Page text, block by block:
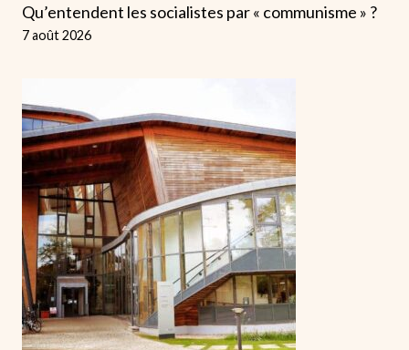
Qu’entendent les socialistes par « communisme » ?
7 août 2026